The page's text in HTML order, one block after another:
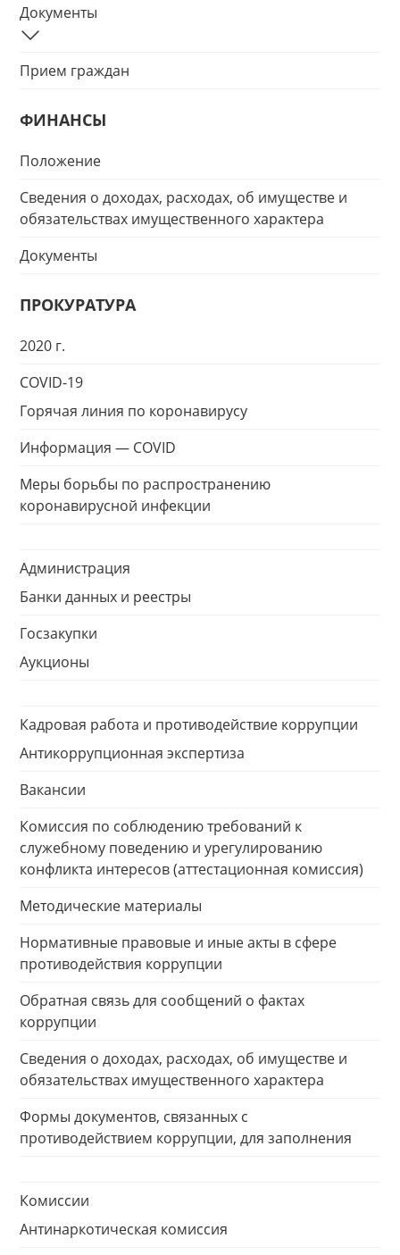
Документы
Прием граждан
ФИНАНСЫ
Положение
Сведения о доходах, расходах, об имуществе и
обязательствах имущественного характера
Документы
ПРОКУРАТУРА
2020 г.
COVID-19
Горячая линия по коронавирусу
Информация — COVID
Меры борьбы по распространению
коронавирусной инфекции
Администрация
Банки данных и реестры
Госзакупки
Аукционы
Кадровая работа и противодействие коррупции
Антикоррупционная экспертиза
Вакансии
Комиссия по соблюдению требований к
служебному поведению и урегулированию
конфликта интересов (аттестационная комиссия)
Методические материалы
Нормативные правовые и иные акты в сфере
противодействия коррупции
Обратная связь для сообщений о фактах
коррупции
Сведения о доходах, расходах, об имуществе и
обязательствах имущественного характера
Формы документов, связанных с
противодействием коррупции, для заполнения
Комиссии
Антинаркотическая комиссия